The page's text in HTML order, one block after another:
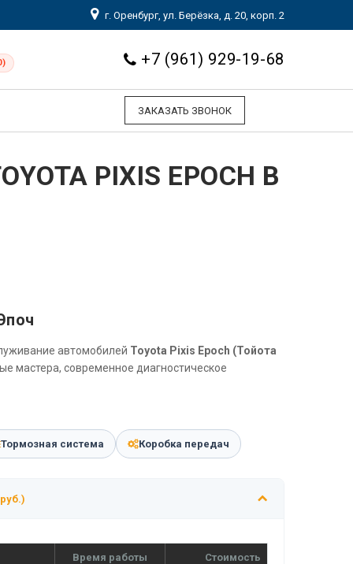
г. Оренбург, ул. Берёзка, д. 20, корп. 2
+7 (961) 929-19-68
ЗАКАЗАТЬ ЗВОНОК
PIXIS EPOCH В
автомобилей Toyota Pixis Epoch (Тойота
мастера, современное диагностическое
Тормозная система Коробка передач
Время работы Стоимость